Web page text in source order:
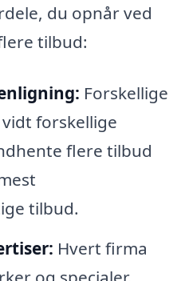
du opnår ved
tilbud:
Forskellige
forskellige
flere tilbud
tilbud.
Hvert firma